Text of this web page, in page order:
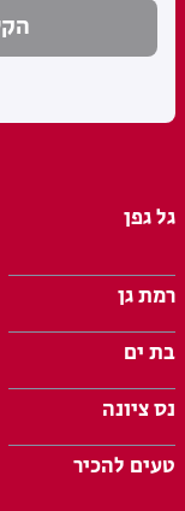
גל גפן
רמת גן
בת ים
נס ציונה
טעים להכיר